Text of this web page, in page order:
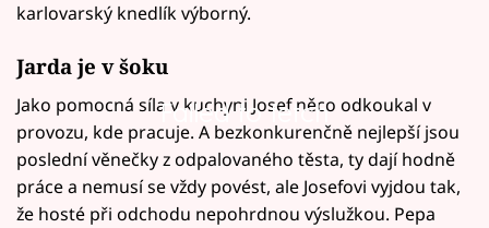
karlovarský knedlík výborný.
Jarda je v šoku
Failed to fetch
Jako pomocná síla v kuchyni Josef něco odkoukal v
provozu, kde pracuje. A bezkonkurenčně nejlepší jsou
poslední věnečky z odpalovaného těsta, ty dají hodně
práce a nemusí se vždy povést, ale Josefovi vyjdou tak,
že hosté při odchodu nepohrdnou výslužkou. Pepa